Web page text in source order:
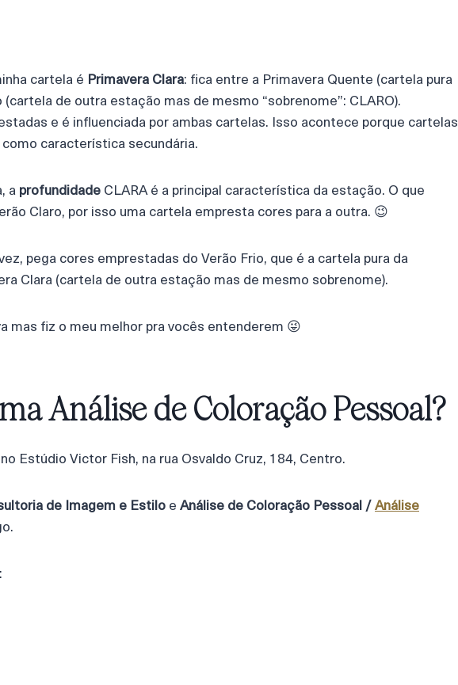
cartela é Primavera Clara: fica entre a Primavera Quente (cartela pura
(cartela de outra estação mas de mesmo “sobrenome”: CLARO).
e é influenciada por ambas cartelas. Isso acontece porque cartelas
como característica secundária.
a profundidade CLARA é a principal característica da estação. O que
Claro, por isso uma cartela empresta cores para a outra. 😉
pega cores emprestadas do Verão Frio, que é a cartela pura da
Clara (cartela de outra estação mas de mesmo sobrenome).
mas fiz o meu melhor pra vocês entenderem 😜
Análise de Coloração Pessoal?
no Estúdio Victor Fish, na rua Osvaldo Cruz, 184, Centro.
de Imagem e Estilo e Análise de Coloração Pessoal / Análise